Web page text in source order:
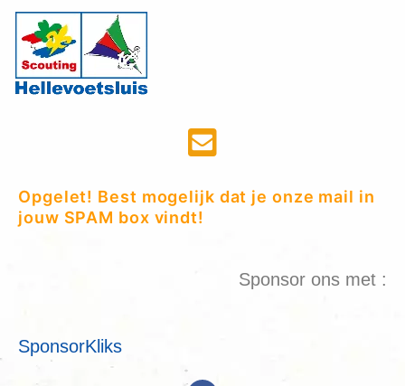
Opgelet! Best mogelijk dat je onze mail in
jouw SPAM box vindt!
Sponsor ons met :
SponsorKliks